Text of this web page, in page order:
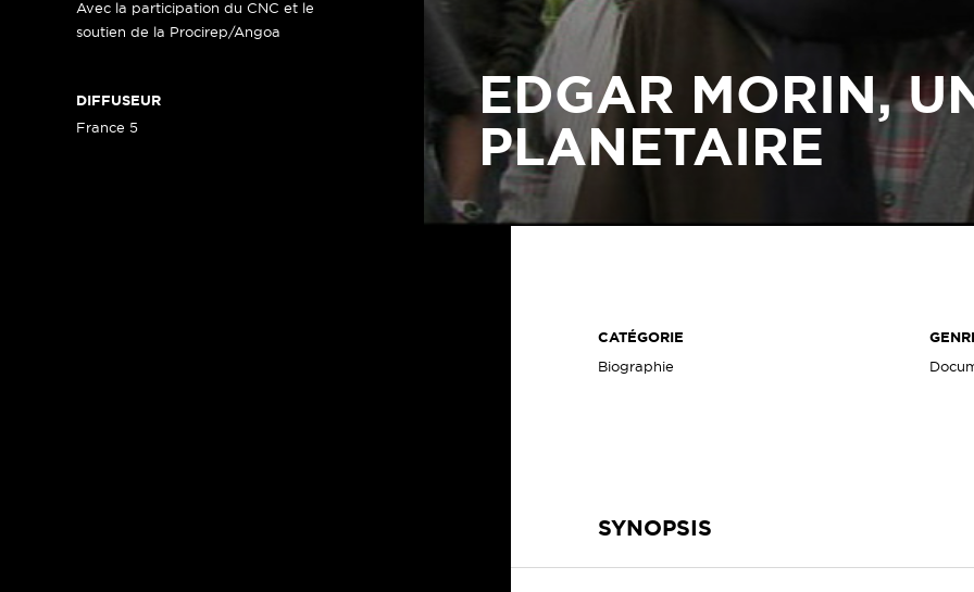
Avec la participation du CNC et le
soutien de la Procirep/Angoa
DIFFUSEUR
France 5
EDGAR MORIN,
PLANETAIRE
CATÉGORIE
Biographie
SYNOPSIS